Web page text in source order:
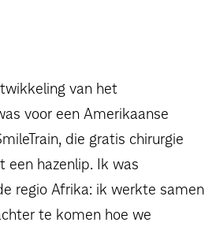
van het
voor een Amerikaanse
die gratis chirurgie
hazenlip. Ik was
regio Afrika: ik werkte samen
te komen hoe we